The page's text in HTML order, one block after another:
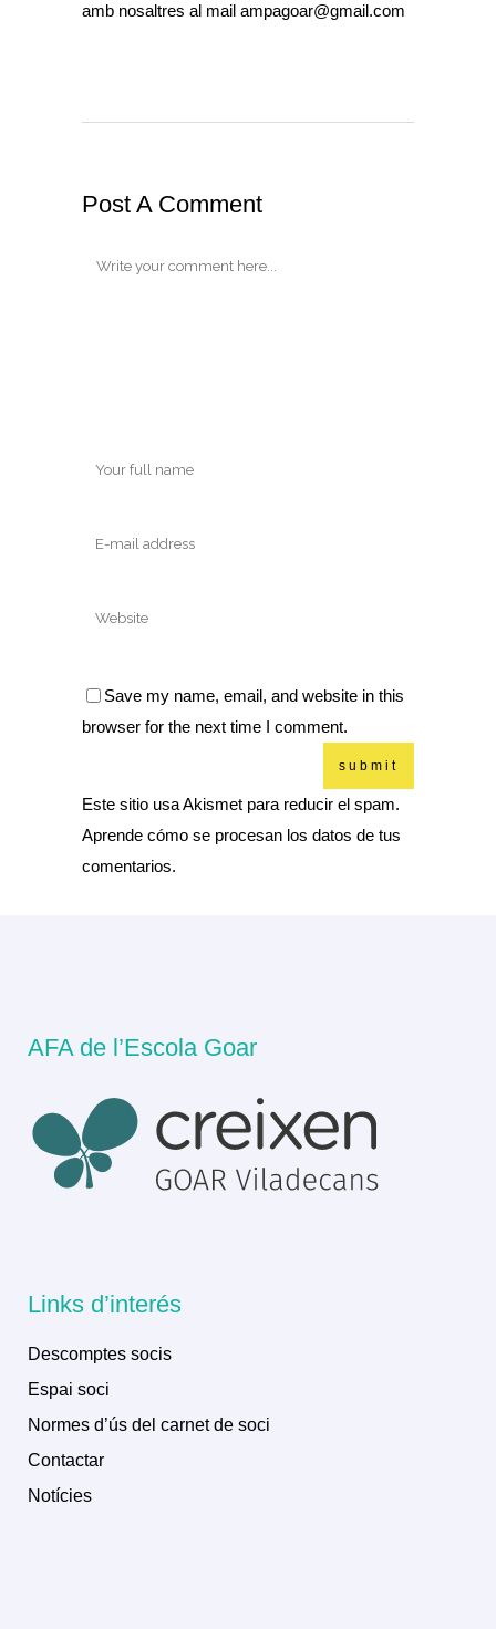
amb nosaltres al mail ampagoar@gmail.com
Post A Comment
Save my name, email, and website in this
browser for the next time I comment.
Este sitio usa Akismet para reducir el spam.
Aprende cómo se procesan los datos de tus
comentarios.
AFA de l’Escola Goar
Links d’interés
Descomptes socis
Espai soci
Normes d’ús del carnet de soci
Contactar
Notícies